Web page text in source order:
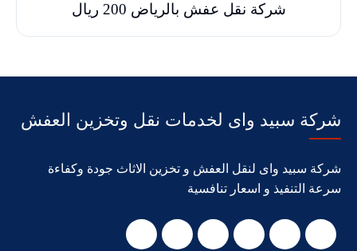
شركة نقل عفش بالرياض 200 ريال
شركة سبيد واى لخدمات نقل وتخزين العفش
شركة سبيد واى لنقل العفش و تخزين الاثاث جودة وكفاءة
سرعة التنفيذ و اسعار تنافسية